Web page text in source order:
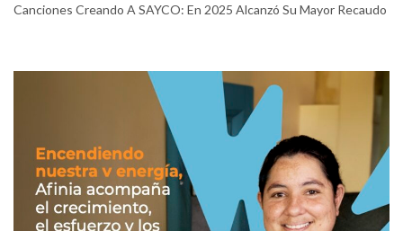
Canciones Creando A SAYCO: En 2025 Alcanzó Su Mayor Recaudo